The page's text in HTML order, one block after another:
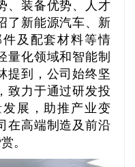
、装备优势、人才
了新能源汽车、新
及配套材料等情
量化领域和智能制
提到，公司始终坚
致力于通过研发投
展，助推产业变
在高端制造及前沿
。